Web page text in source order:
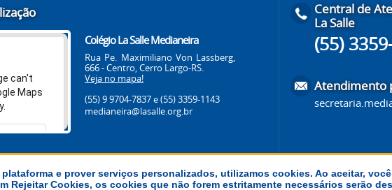
can't
Maps
OK
Colégio La Salle Medianeira
Rua Pe. Maximiliano Von Lassberg,
666 - Centro, Cerro Largo-RS.
Veja no mapa!
(55) 9 9704-7837e (55) 3359-1143
e prover serviços personalizados, utilizamos cookies. Ao aceitar,
Rejeitar Cookies, os cookies que não forem estritamente necessários serão
medianeira@lasalle.org.br
Central de
La Salle
(55)
Atendimento